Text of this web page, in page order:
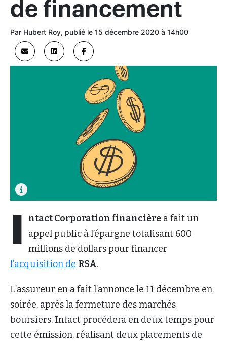
de financement
Par Hubert Roy, publié le 15 décembre 2020 à 14h00
ntact Corporation financière a fait un
appel public à l’épargne totalisant 600
millions de dollars pour financer
l’acquisition de RSA.
L’assureur en a fait l’annonce le 11 décembre en
soirée, après la fermeture des marchés
boursiers. Intact procédera en deux temps pour
cette émission, réalisant deux placements de